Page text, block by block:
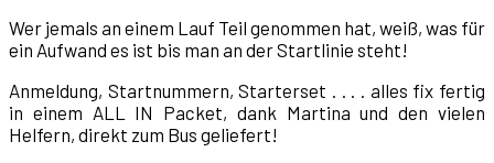
Wer jemals an einem Lauf Teil genommen hat, weiß, was für
ein Aufwand es ist bis man an der Startlinie steht!
Anmeldung, Startnummern, Starterset . . . . alles fix fertig
in einem ALL IN Packet, dank Martina und den vielen
Helfern, direkt zum Bus geliefert!